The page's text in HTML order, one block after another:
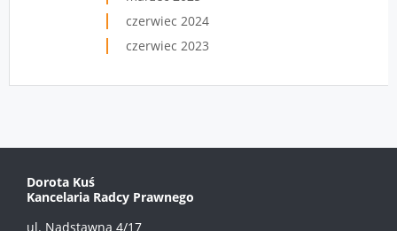
czerwiec 2024
czerwiec 2023
Dorota Kuś
Kancelaria Radcy Prawnego
ul. Nadstawna 4/17